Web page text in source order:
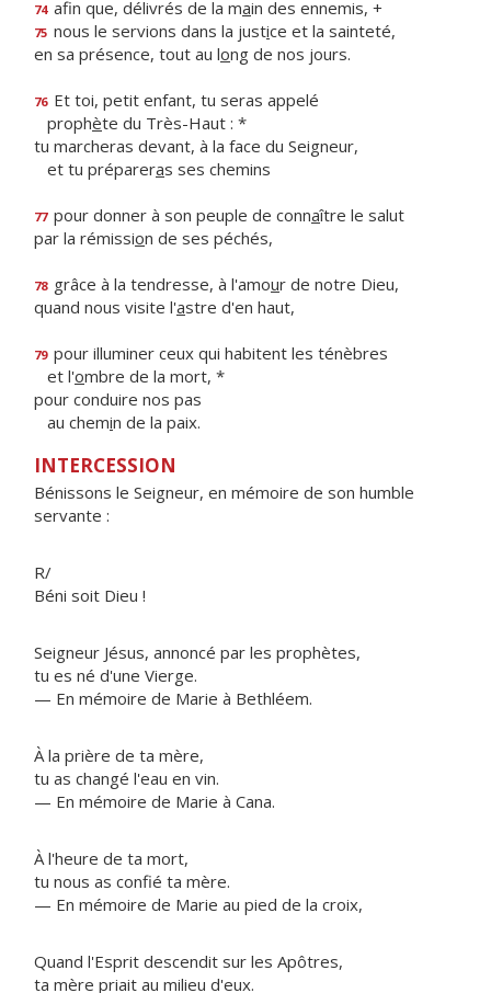
74 afin que, délivrés de la main des ennemis, +
75 nous le servions dans la justice et la sainteté,
en sa présence, tout au long de nos jours.
76 Et toi, petit enfant, tu seras appelé
prophète du Très-Haut : *
tu marcheras devant, à la face du Seigneur,
et tu prépareras ses chemins
77 pour donner à son peuple de connaître le salut
par la rémission de ses péchés,
78 grâce à la tendresse, à l'amour de notre Dieu,
quand nous visite l'astre d'en haut,
79 pour illuminer ceux qui habitent les ténèbres
et l'ombre de la mort, *
pour conduire nos pas
au chemin de la paix.
INTERCESSION
Bénissons le Seigneur, en mémoire de son humble
servante :
R/
Béni soit Dieu !
Seigneur Jésus, annoncé par les prophètes,
tu es né d'une Vierge.
— En mémoire de Marie à Bethléem.
À la prière de ta mère,
tu as changé l'eau en vin.
— En mémoire de Marie à Cana.
À l'heure de ta mort,
tu nous as confié ta mère.
— En mémoire de Marie au pied de la croix,
Quand l'Esprit descendit sur les Apôtres,
ta mère priait au milieu d'eux.